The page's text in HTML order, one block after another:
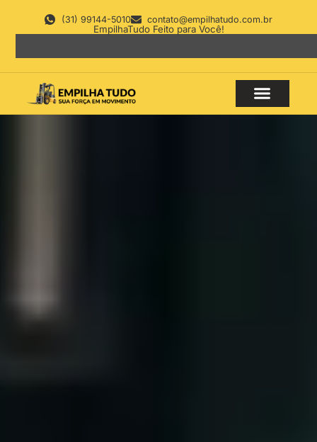
(31) 99144-5010 contato@empilhatudo.com.br
EmpilhaTudo Feito para Você!